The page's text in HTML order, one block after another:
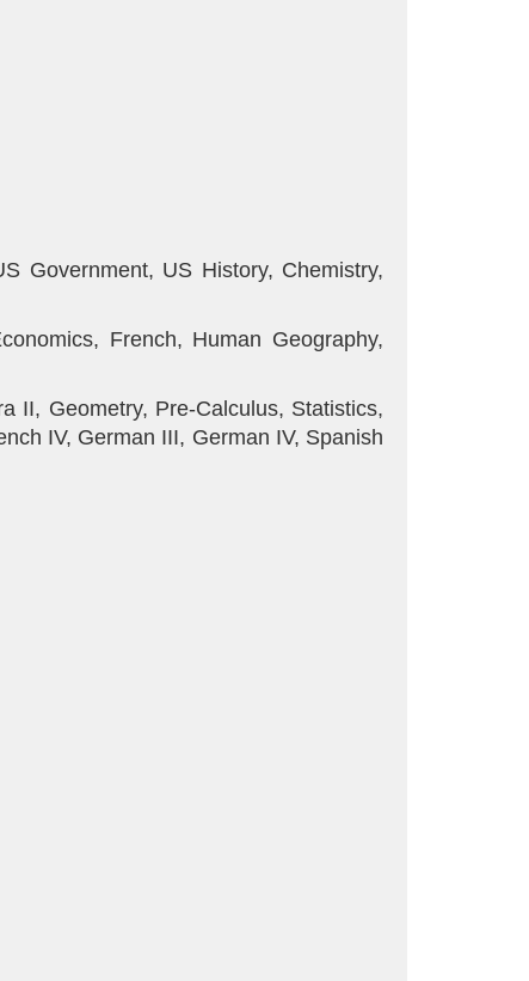
Government, US History, Chemistry,
French, Human Geography,
II, Geometry, Pre-Calculus, Statistics,
IV, German III, German IV, Spanish